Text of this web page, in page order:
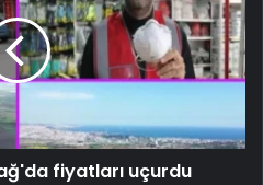
fiyatları uçurdu